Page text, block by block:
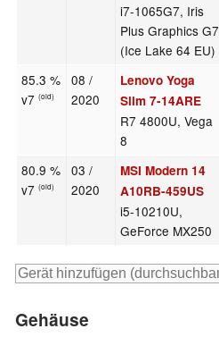
i7-1065G7, Iris
Plus Graphics G7
(Ice Lake 64 EU)
85.3 %
v7(old)
08 /
2020
Lenovo Yoga
Slim 7-14ARE
R7 4800U, Vega
8
80.9 %
v7(old)
03 /
2020
MSI Modern 14
A10RB-459US
i5-10210U,
GeForce MX250
Gehäuse